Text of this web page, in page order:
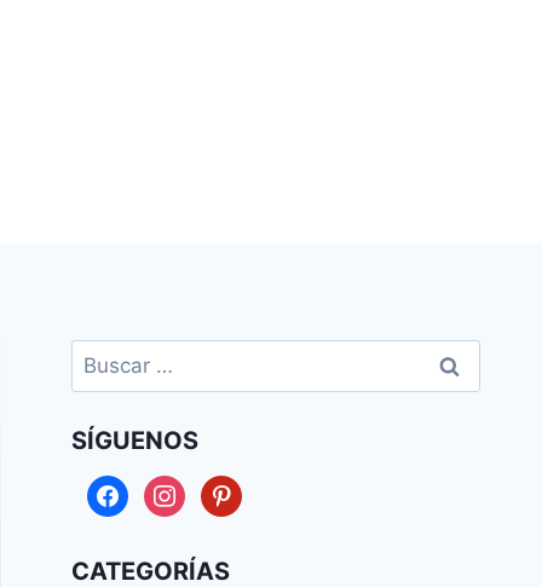
Buscar:
SÍGUENOS
facebookinstagrampinterest
CATEGORÍAS